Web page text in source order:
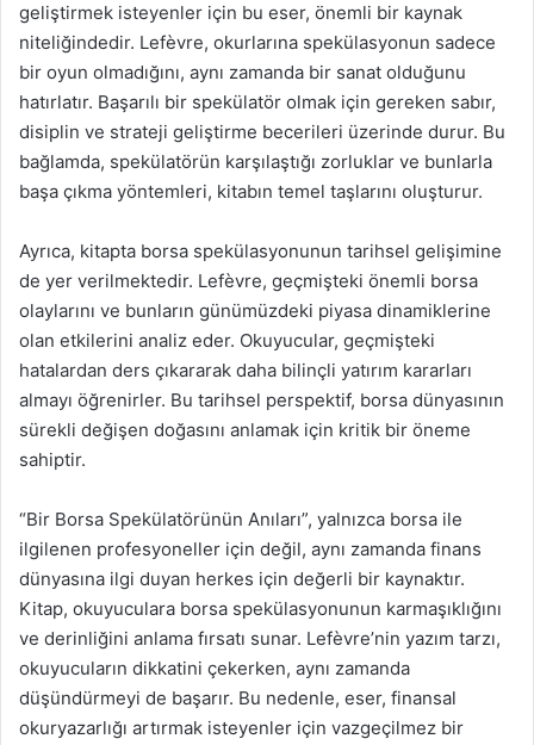
geliştirmek isteyenler için bu eser, önemli bir kaynak
niteliğindedir. Lefèvre, okurlarına spekülasyonun sadece
bir oyun olmadığını, aynı zamanda bir sanat olduğunu
hatırlatır. Başarılı bir spekülatör olmak için gereken sabır,
disiplin ve strateji geliştirme becerileri üzerinde durur. Bu
bağlamda, spekülatörün karşılaştığı zorluklar ve bunlarla
başa çıkma yöntemleri, kitabın temel taşlarını oluşturur.
Ayrıca, kitapta borsa spekülasyonunun tarihsel gelişimine
de yer verilmektedir. Lefèvre, geçmişteki önemli borsa
olaylarını ve bunların günümüzdeki piyasa dinamiklerine
olan etkilerini analiz eder. Okuyucular, geçmişteki
hatalardan ders çıkararak daha bilinçli yatırım kararları
almayı öğrenirler. Bu tarihsel perspektif, borsa dünyasının
sürekli değişen doğasını anlamak için kritik bir öneme
sahiptir.
“Bir Borsa Spekülatörünün Anıları”, yalnızca borsa ile
ilgilenen profesyoneller için değil, aynı zamanda finans
dünyasına ilgi duyan herkes için değerli bir kaynaktır.
Kitap, okuyuculara borsa spekülasyonunun karmaşıklığını
ve derinliğini anlama fırsatı sunar. Lefèvre’nin yazım tarzı,
okuyucuların dikkatini çekerken, aynı zamanda
düşündürmeyi de başarır. Bu nedenle, eser, finansal
okuryazarlığı artırmak isteyenler için vazgeçilmez bir